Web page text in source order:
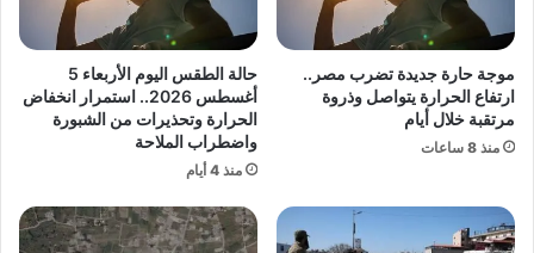
ج
ي
ن
:
ك
ي
ا
ع
ا
ل
0
2
موجة حارة جديدة تضرب مصر..
ارتفاع الحرارة يتواصل وذروة
مرتقبة خلال أيام
منذ 8 ساعات
حالة الطقس اليوم الأربعاء 5
أغسطس 2026.. استمرار انخفاض
الحرارة وتحذيرات من الشبورة
واضطراب الملاحة
منذ 4 أيام